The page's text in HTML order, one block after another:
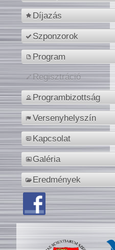
Díjazás
Szponzorok
Program
Regisztráció
Programbizottság
Versenyhelyszín
Kapcsolat
Galéria
Eredmények